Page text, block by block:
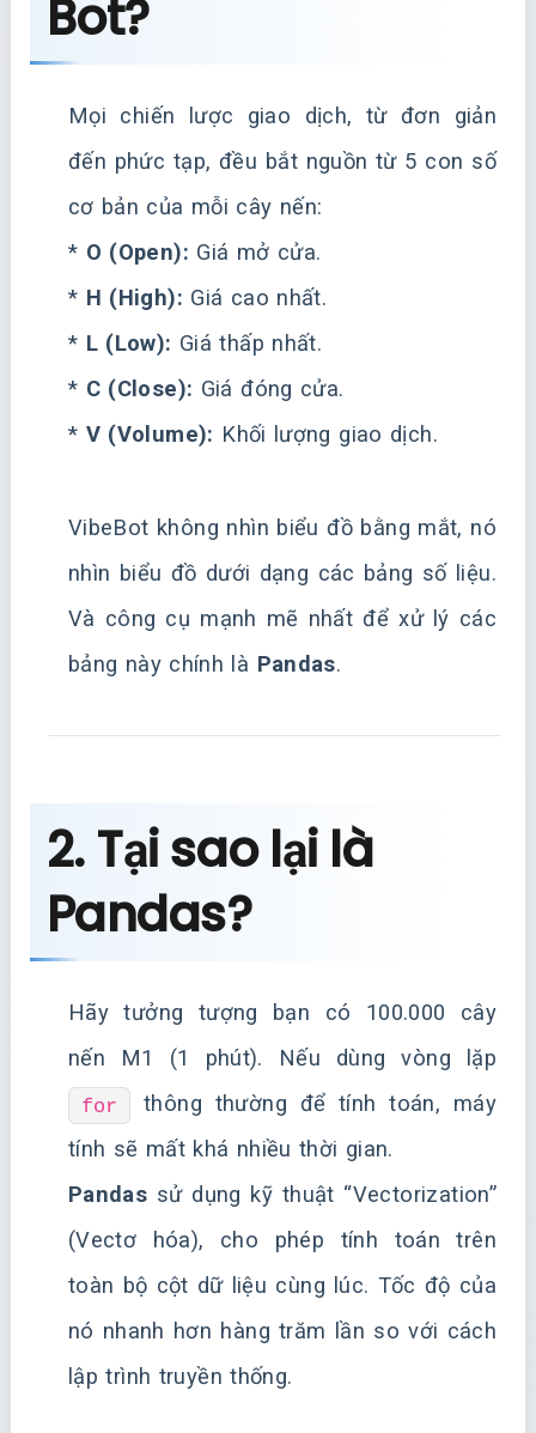
Bot?
Mọi chiến lược giao dịch, từ đơn giản
đến phức tạp, đều bắt nguồn từ 5 con số
cơ bản của mỗi cây nến:
* O (Open): Giá mở cửa.
* H (High): Giá cao nhất.
* L (Low): Giá thấp nhất.
* C (Close): Giá đóng cửa.
* V (Volume): Khối lượng giao dịch.
VibeBot không nhìn biểu đồ bằng mắt, nó
nhìn biểu đồ dưới dạng các bảng số liệu.
Và công cụ mạnh mẽ nhất để xử lý các
bảng này chính là Pandas.
2. Tại sao lại là
Pandas?
Hãy tưởng tượng bạn có 100.000 cây
nến M1 (1 phút). Nếu dùng vòng lặp
for
thông thường để tính toán, máy
tính sẽ mất khá nhiều thời gian.
Pandas sử dụng kỹ thuật “Vectorization”
(Vectơ hóa), cho phép tính toán trên
toàn bộ cột dữ liệu cùng lúc. Tốc độ của
nó nhanh hơn hàng trăm lần so với cách
lập trình truyền thống.